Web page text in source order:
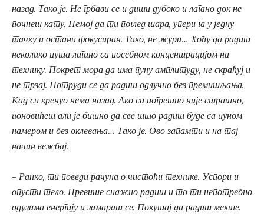
назад. Тако је. Не грбави се и диши дубоко и лагано док не
почнеш кату. Немој да ти поглед шара, упери га у једну
тачку и остани фокусиран. Тако, не жури… Хоћу да радиш
неколико пута лагано са посебном концентрацијом на
технику. Покрет мора да има пуну амплитуду, не скраћуј и
не трзај. Потруди се да радиш одлучно без премишљања.
Кад си кренуо нема назад. Ако си погрешио није страшно,
поновићеш али је битно да све што радиш буде са пуном
намером и без оклевања… Тако је. Ово запамти и на тај
начин вежбај.
– Ранко, ти поведи рачуна о чистоћи технике. Успори и
опусти тело. Превише снажно радиш и то ти непотребно
одузима енергију и замараш се. Покушај да радиш мекше.